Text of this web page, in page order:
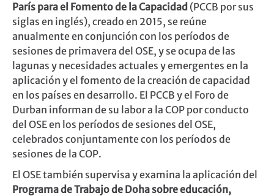
París para el Fomento de la Capacidad (PCCB por sus
siglas en inglés), creado en 2015, se reúne
anualmente en conjunción con los períodos de
sesiones de primavera del OSE, y se ocupa de las
lagunas y necesidades actuales y emergentes en la
aplicación y el fomento de la creación de capacidad
en los países en desarrollo. El PCCB y el Foro de
Durban informan de su labor a la COP por conducto
del OSE en los períodos de sesiones del OSE,
celebrados conjuntamente con los períodos de
sesiones de la COP.
El OSE también supervisa y examina la aplicación del
Programa de Trabajo de Doha sobre educación,